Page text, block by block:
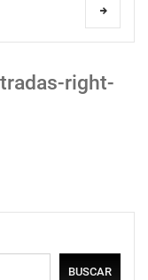
right-
BUSCAR